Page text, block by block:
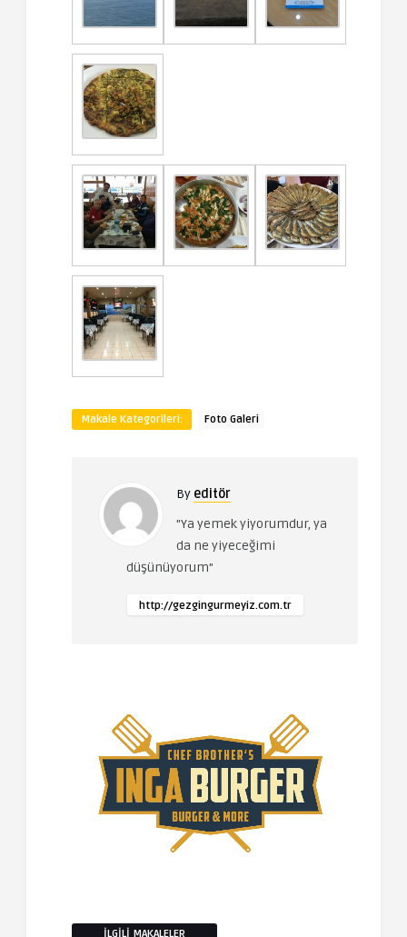
Makale Kategorileri: Foto Galeri
By editör
"Ya yemek yiyorumdur, ya
da ne yiyeceğimi
düşünüyorum"
http://gezgingurmeyiz.com.tr
İLGILI MAKALELER